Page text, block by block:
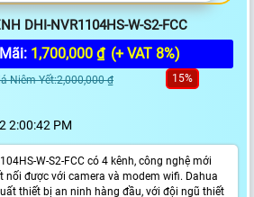
DHI-NVR1104HS-W-S2-FCC
1,700,000 ₫ (+ VAT 8%)
Niêm Yết:2,000,000 ₫ 15%
2:00:42 PM
W-S2-FCC có 4 kênh, công nghệ mới
nối được với camera và modem wifi. Dahua
thiết bị an ninh hàng đầu, với đội ngũ thiết